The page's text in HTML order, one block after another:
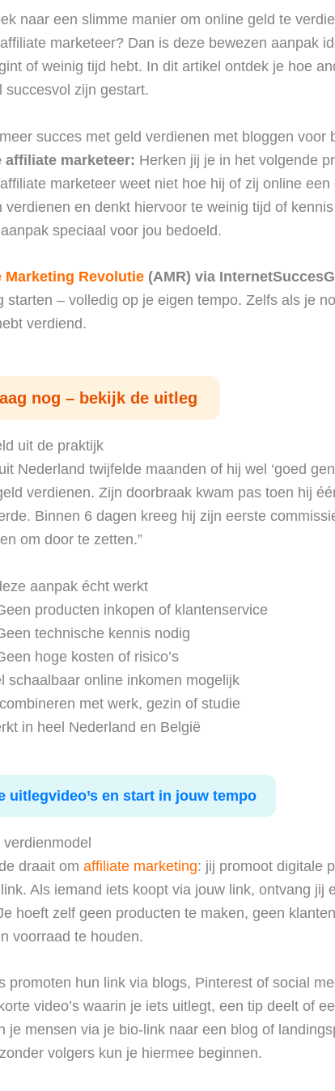
naar een slimme manier om online geld te
marketeer? Dan is deze bewezen aanpak
of weinig tijd hebt. In dit artikel ontdek je hoe
succesvol zijn gestart.
succes met geld verdienen met bloggen voor
affiliate marketeer: Herken jij je in het volgende
marketeer weet niet hoe hij of zij online een
verdienen en denkt hiervoor te weinig tijd of
speciaal voor jou bedoeld.
Marketing Revolutie (AMR) via
starten – volledig op je eigen tempo. Zelfs als je
verdiend.
nog – bekijk de uitleg
uit de praktijk
Nederland twijfelde maanden of hij wel ‘goed
verdienen. Zijn doorbraak kwam pas toen hij
Binnen 6 dagen kreeg hij zijn eerste
om door te zetten.”
aanpak écht werkt
producten inkopen of klantenservice
technische kennis nodig
hoge kosten of risico’s
schaalbaar online inkomen mogelijk
met werk, gezin of studie
in heel Nederland en België
uitlegvideo’s en start in jouw tempo
draait om affiliate marketing: jij promoot digitale
Als iemand iets koopt via jouw link, ontvang jij
hoeft zelf geen producten te maken, geen
voorraad te houden.
promoten hun link via blogs, Pinterest of social
video’s waarin je iets uitlegt, een tip deelt of
je mensen via je bio-link naar een blog of
volgers kun je hiermee beginnen.